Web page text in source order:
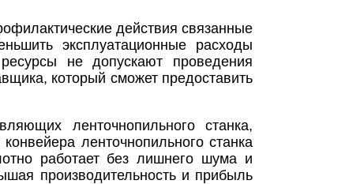
действия связанные
эксплуатационные расходы
не допускают проведения
который сможет предоставить
ленточнопильного станка,
ленточнопильного станка
работает без лишнего шума и
производительность и прибыль